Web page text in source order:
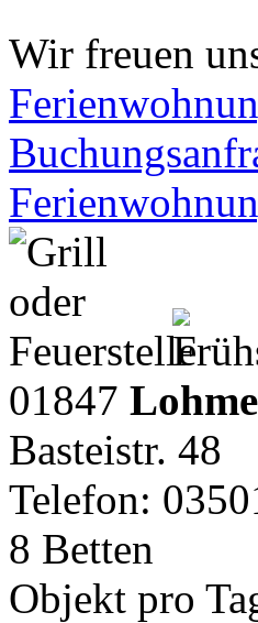
Wir freuen
01847
Basteistr. 48
Telefon:
8 Betten
Objekt pro